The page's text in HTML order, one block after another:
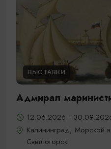
ВЫСТАВКИ
Адмирал
12.06.2026 -
Калининград, Морской
Светлогорск